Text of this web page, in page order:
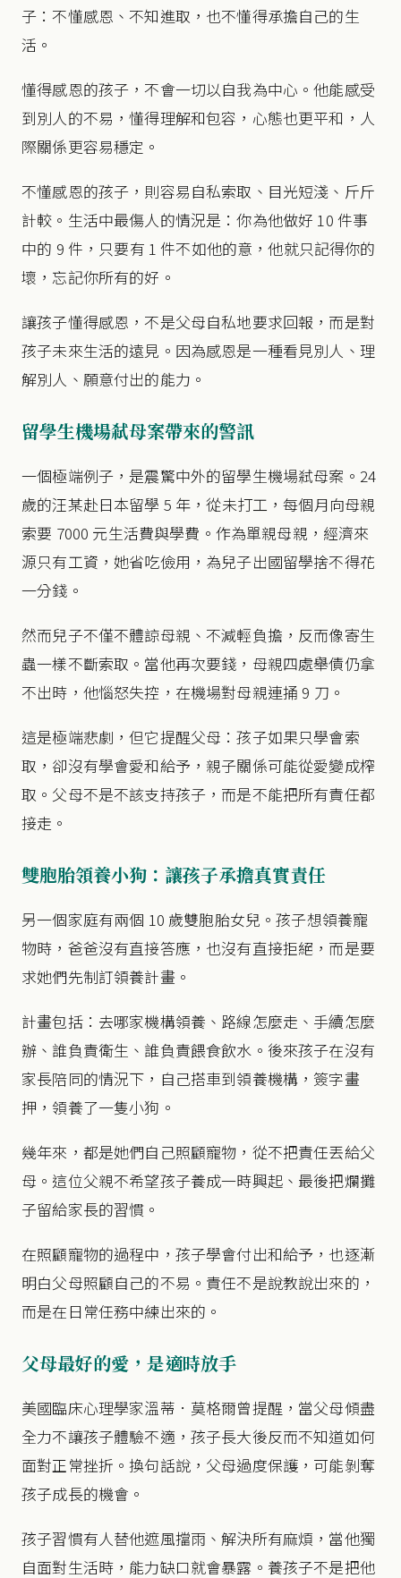
子：不懂感恩、不知進取，也不懂得承擔自己的生
活。
懂得感恩的孩子，不會一切以自我為中心。他能感受
到別人的不易，懂得理解和包容，心態也更平和，人
際關係更容易穩定。
不懂感恩的孩子，則容易自私索取、目光短淺、斤斤
計較。生活中最傷人的情況是：你為他做好 10 件事
中的 9 件，只要有 1 件不如他的意，他就只記得你的
壞，忘記你所有的好。
讓孩子懂得感恩，不是父母自私地要求回報，而是對
孩子未來生活的遠見。因為感恩是一種看見別人、理
解別人、願意付出的能力。
留學生機場弒母案帶來的警訊
一個極端例子，是震驚中外的留學生機場弒母案。24
歲的汪某赴日本留學 5 年，從未打工，每個月向母親
索要 7000 元生活費與學費。作為單親母親，經濟來
源只有工資，她省吃儉用，為兒子出國留學捨不得花
一分錢。
然而兒子不僅不體諒母親、不減輕負擔，反而像寄生
蟲一樣不斷索取。當他再次要錢，母親四處舉債仍拿
不出時，他惱怒失控，在機場對母親連捅 9 刀。
這是極端悲劇，但它提醒父母：孩子如果只學會索
取，卻沒有學會愛和給予，親子關係可能從愛變成榨
取。父母不是不該支持孩子，而是不能把所有責任都
接走。
雙胞胎領養小狗：讓孩子承擔真實責任
另一個家庭有兩個 10 歲雙胞胎女兒。孩子想領養寵
物時，爸爸沒有直接答應，也沒有直接拒絕，而是要
求她們先制訂領養計畫。
計畫包括：去哪家機構領養、路線怎麼走、手續怎麼
辦、誰負責衛生、誰負責餵食飲水。後來孩子在沒有
家長陪同的情況下，自己搭車到領養機構，簽字畫
押，領養了一隻小狗。
幾年來，都是她們自己照顧寵物，從不把責任丟給父
母。這位父親不希望孩子養成一時興起、最後把爛攤
子留給家長的習慣。
在照顧寵物的過程中，孩子學會付出和給予，也逐漸
明白父母照顧自己的不易。責任不是說教說出來的，
而是在日常任務中練出來的。
父母最好的愛，是適時放手
美國臨床心理學家溫蒂．莫格爾曾提醒，當父母傾盡
全力不讓孩子體驗不適，孩子長大後反而不知道如何
面對正常挫折。換句話說，父母過度保護，可能剝奪
孩子成長的機會。
孩子習慣有人替他遮風擋雨、解決所有麻煩，當他獨
自面對生活時，能力缺口就會暴露。養孩子不是把他